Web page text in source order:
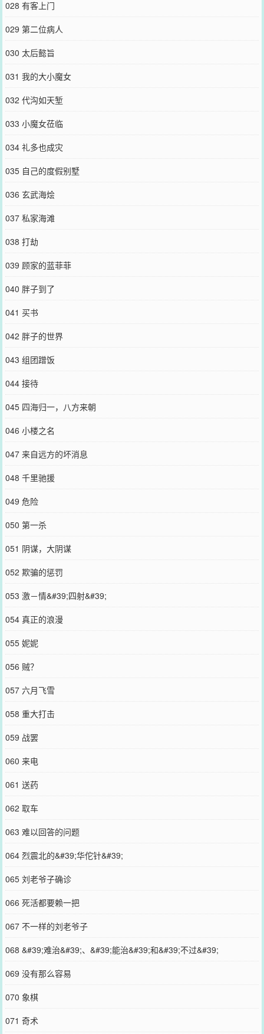
028 有客上门
029 第二位病人
030 太后懿旨
031 我的大小魔女
032 代沟如天堑
033 小魔女莅临
034 礼多也成灾
035 自己的度假别墅
036 玄武海烩
037 私家海滩
038 打劫
039 顾家的蓝菲菲
040 胖子到了
041 买书
042 胖子的世界
043 组团蹭饭
044 接待
045 四海归一，八方来朝
046 小楼之名
047 来自远方的坏消息
048 千里驰援
049 危险
050 第一杀
051 阴谋，大阴谋
052 欺骗的惩罚
053 激－情&#39;四射&#39;
054 真正的浪漫
055 妮妮
056 贼？
057 六月飞雪
058 重大打击
059 战罢
060 来电
061 送药
062 取车
063 难以回答的问题
064 烈震北的&#39;华佗针&#39;
065 刘老爷子确诊
066 死活都要赖一把
067 不一样的刘老爷子
068 &#39;难治&#39;、&#39;能治&#39;和&#39;不过&#39;
069 没有那么容易
070 象棋
071 奇术